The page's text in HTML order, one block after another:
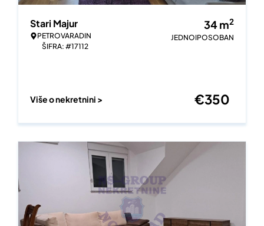
Stari Majur
PETROVARADIN
ŠIFRA: #17112
34m2
JEDNOIPOSOBAN
Više o nekretnini > €350